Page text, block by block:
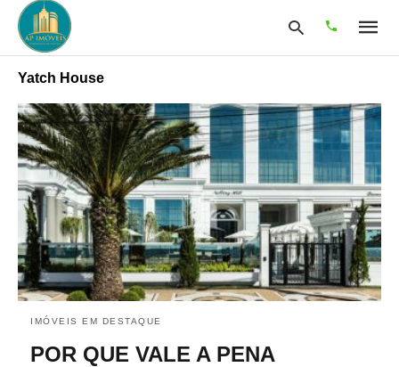
Type
your
search
query
and
hit
enter:
Yatch House
IMÓVEIS EM DESTAQUE
POR QUE VALE A PENA